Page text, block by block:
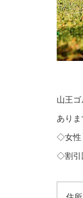
山王
ありま
◇女性
◇割引